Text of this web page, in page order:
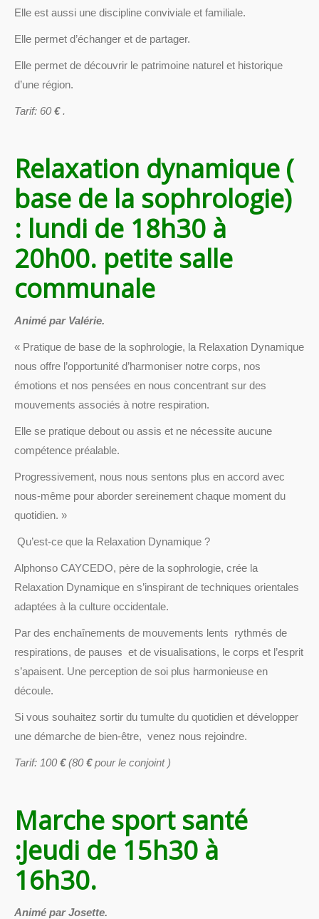
Elle est aussi une discipline conviviale et familiale.
Elle permet d’échanger et de partager.
Elle permet de découvrir le patrimoine naturel et historique
d’une région.
Tarif: 60€.
Relaxation dynamique (
base de la sophrologie)
: lundi de 18h30 à
20h00. petite salle
communale
Animé par Valérie.
« Pratique de base de la sophrologie, la Relaxation Dynamique
nous offre l’opportunité d’harmoniser notre corps, nos
émotions et nos pensées en nous concentrant sur des
mouvements associés à notre respiration.
Elle se pratique debout ou assis et ne nécessite aucune
compétence préalable.
Progressivement, nous nous sentons plus en accord avec
nous-même pour aborder sereinement chaque moment du
quotidien. »
Qu’est-ce que la Relaxation Dynamique ?
Alphonso CAYCEDO, père de la sophrologie, crée la
Relaxation Dynamique en s’inspirant de techniques orientales
adaptées à la culture occidentale.
Par des enchaînements de mouvements lents rythmés de
respirations, de pauses et de visualisations, le corps et l’esprit
s’apaisent. Une perception de soi plus harmonieuse en
découle.
Si vous souhaitez sortir du tumulte du quotidien et développer
une démarche de bien-être, venez nous rejoindre.
Tarif: 100€(80€pour le conjoint )
Marche sport santé
:Jeudi de 15h30 à
16h30.
Animé par Josette.